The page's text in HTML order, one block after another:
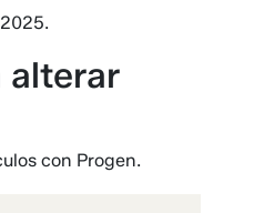
alterar
con Progen.